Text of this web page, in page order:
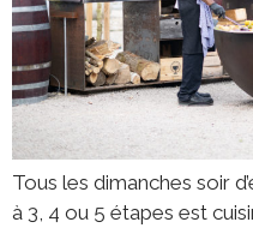
Tous les dimanches soir
à 3, 4 ou 5 étapes est